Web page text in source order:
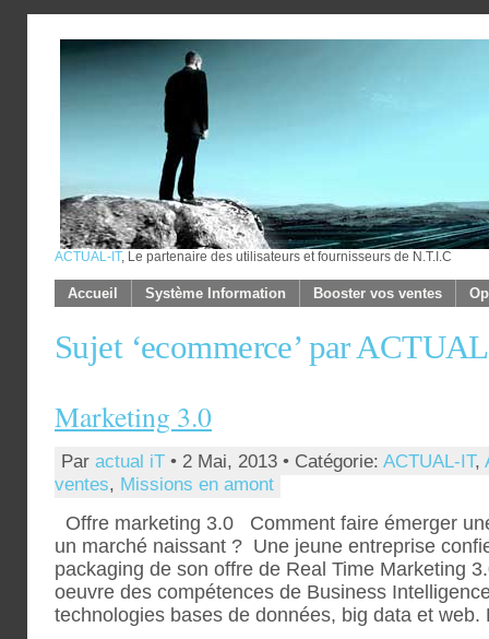
ACTUAL-IT, Le partenaire des utilisateurs et fournisseurs de N.T.I.C
Accueil Système Information Booster vos ventes
Sujet ‘ecommerce’ par
Marketing 3.0
Par actual iT • 2 Mai, 2013 • Catégorie: ACTUAL-IT,
ventes, Missions en amont
Offre marketing 3.0 Comment faire émerger
un marché naissant ? Une jeune entreprise
packaging de son offre de Real Time Marketing
oeuvre des compétences de Business
technologies bases de données, big data et